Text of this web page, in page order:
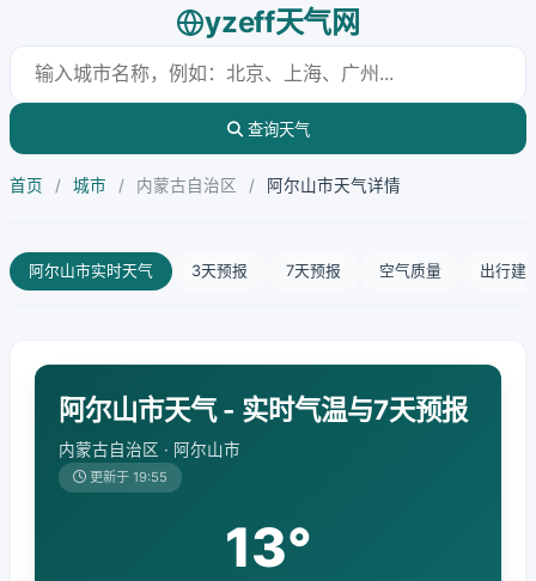
yzeff天气网
查询天气
首页 / 城市 / 内蒙古自治区 / 阿尔山市天气详情
阿尔山市实时天气 3天预报 7天预报 空气质量 出行建
阿尔山市天气 - 实时气温与7天预报
内蒙古自治区 · 阿尔山市
更新于 19:55
13°